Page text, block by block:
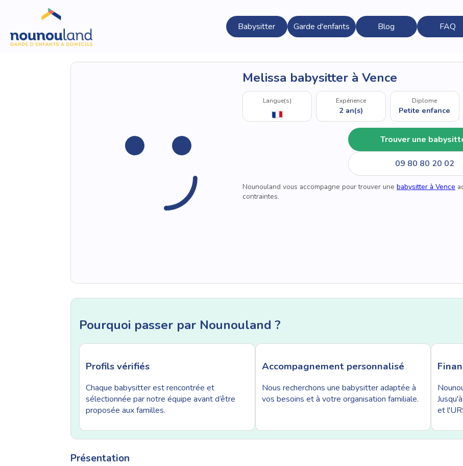
Babysitter Garde d'enfants Blog FAQ
Melissa babysitter à Vence
Langue(s) Expérience
2 an(s)
Diplome
Petite enfance
Trouver une
09 80 80 20 02
Nounouland vous accompagne pour trouver une babysitter à Vence
contraintes.
Pourquoi passer par Nounouland ?
Profils vérifiés
Chaque babysitter est rencontrée et
sélectionnée par notre équipe avant d’être
proposée aux familles.
Accompagnement personnalisé
Nous recherchons une babysitter adaptée à
vos besoins et à votre organisation familiale.
et
Présentation